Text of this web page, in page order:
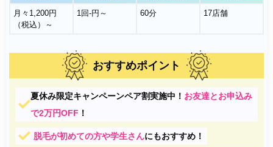
月々1,200円
（税込）～
1回-円～ 60分 17店舗
おすすめポイント
夏休み限定キャンペーンペア割実施中！ お友達とお申込み
で2万円OFF ！
脱毛が初めての方や学生さんにもおすすめ！